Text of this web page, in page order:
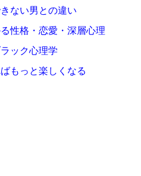
ない男との違い
性格・恋愛・深層心理
ック心理学
もっと楽しくなる